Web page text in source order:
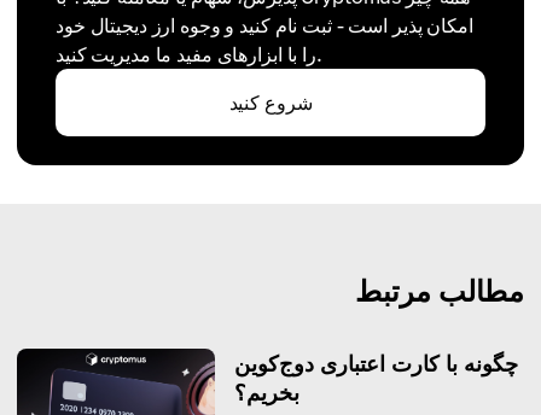
امکان پذیر است - ثبت نام کنید و وجوه ارز دیجیتال خود
را با ابزارهای مفید ما مدیریت کنید.
شروع کنید
مطالب مرتبط
چگونه با کارت اعتباری دوج‌کوین
بخریم؟